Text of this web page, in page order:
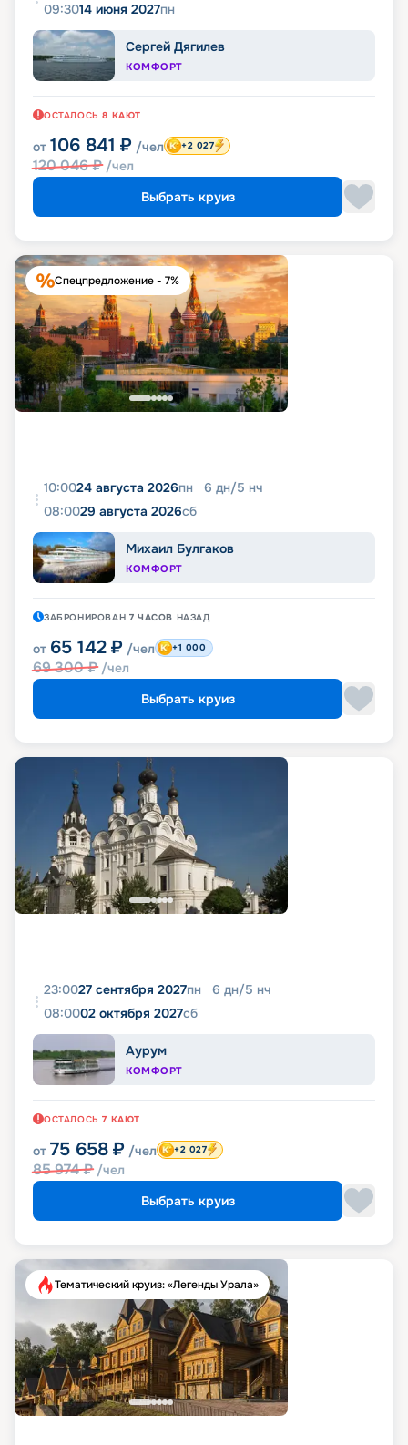
09:3014 июня 2027пн
Сергей Дягилев
КОМФОРТ
ОСТАЛОСЬ 8 КАЮТ
от 106 841 ₽ /чел
120 046₽ /чел
+2 027
Выбрать круиз
Спецпредложение - 7%
10:0024 августа 2026пн 6 дн/5 нч
08:0029 августа 2026сб
Михаил Булгаков
КОМФОРТ
ЗАБРОНИРОВАН 7 ЧАСОВ НАЗАД
от 65 142 ₽ /чел
69 300₽ /чел
+1 000
Выбрать круиз
23:0027 сентября 2027пн 6 дн/5 нч
08:0002 октября 2027сб
Аурум
КОМФОРТ
ОСТАЛОСЬ 7 КАЮТ
от 75 658 ₽ /чел
85 974₽ /чел
+2 027
Выбрать круиз
Тематический круиз: «Легенды Урала»